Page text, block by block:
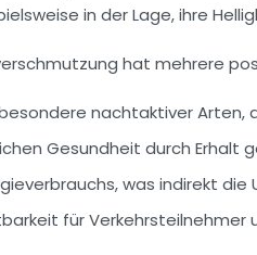
in der Lage, ihre
hat mehrere
nachtaktiver
Gesundheit durch Erhalt
was indirekt
für Verkehrsteilnehmer